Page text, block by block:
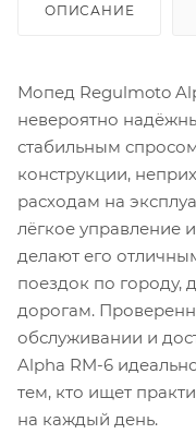
ОПИСАНИЕ
Мопед Regulmoto
невероятно
стабильным
конструкции,
расходам на
лёгкое управление
делают его
поездок по городу,
дорогам.
обслуживании и
Alpha RM-6
тем, кто ищет
на каждый день.